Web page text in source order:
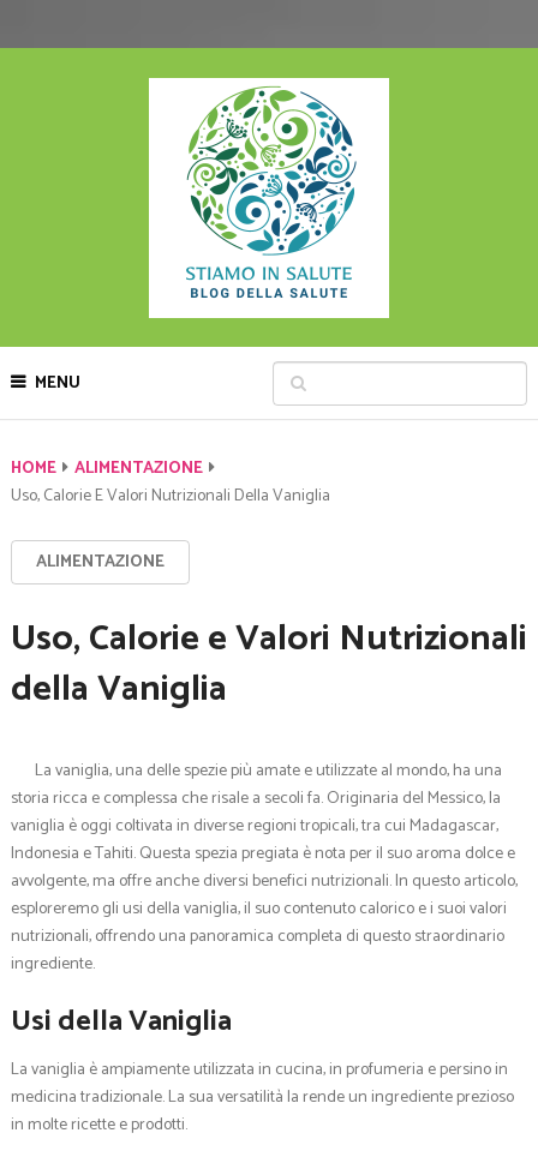
MENU
HOME
ALIMENTAZIONE
Uso, Calorie E Valori Nutrizionali Della Vaniglia
ALIMENTAZIONE
Uso, Calorie e Valori Nutrizionali
della Vaniglia
La vaniglia, una delle spezie più amate e utilizzate al mondo, ha una
storia ricca e complessa che risale a secoli fa. Originaria del Messico, la
vaniglia è oggi coltivata in diverse regioni tropicali, tra cui Madagascar,
Indonesia e Tahiti. Questa spezia pregiata è nota per il suo aroma dolce e
avvolgente, ma offre anche diversi benefici nutrizionali. In questo articolo,
esploreremo gli usi della vaniglia, il suo contenuto calorico e i suoi valori
nutrizionali, offrendo una panoramica completa di questo straordinario
ingrediente.
Usi della Vaniglia
La vaniglia è ampiamente utilizzata in cucina, in profumeria e persino in
medicina tradizionale. La sua versatilità la rende un ingrediente prezioso
in molte ricette e prodotti.